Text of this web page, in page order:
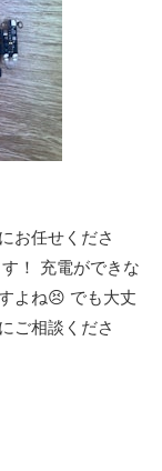
お任せくださ
！ 充電ができな
よね😣 でも大丈
ご相談くださ